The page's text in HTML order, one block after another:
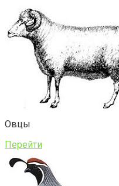
Овцы
Перейти